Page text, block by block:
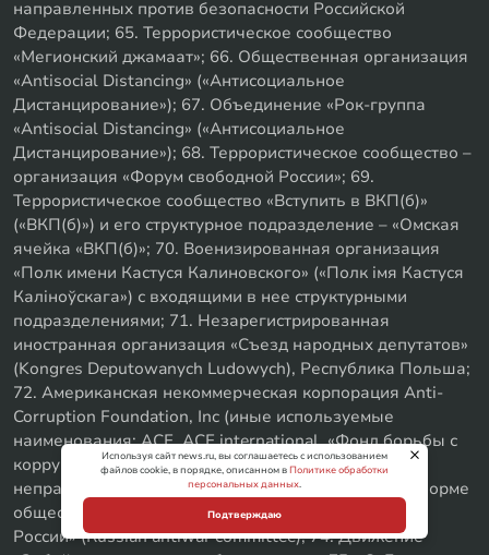
направленных против безопасности Российской
Федерации; 65. Террористическое сообщество
«Мегионский джамаат»; 66. Общественная организация
«Antisocial Distancing» («Антисоциальное
Дистанцирование»); 67. Объединение «Рок-группа
«Antisocial Distancing» («Антисоциальное
Дистанцирование»); 68. Террористическое сообщество –
организация «Форум свободной России»; 69.
Террористическое сообщество «Вступить в ВКП(б)»
(«ВКП(б)») и его структурное подразделение – «Омская
ячейка «ВКП(б)»; 70. Военизированная организация
«Полк имени Кастуся Калиновского» («Полк iмя Кастуся
Калiноўскага») с входящими в нее структурными
подразделениями; 71. Незарегистрированная
иностранная организация «Съезд народных депутатов»
(Kongres Deputowanych Ludowych), Республика Польша;
72. Американская некоммерческая корпорация Anti-
Corruption Foundation, Inc (иные используемые
наименования: ACF, ACF international, «Фонд борьбы с
коррупцией, Инк.»); 73. Международная
неправительственная организация, созданная в форме
общественного движения, «Антивоенный комитет
России» (Russian antiwar committee); 74. Движение
Используя сайт news.ru, вы соглашаетесь с использованием
файлов cookie, в порядке, описанном вПолитике обработки
персональных данных.
Подтверждаю